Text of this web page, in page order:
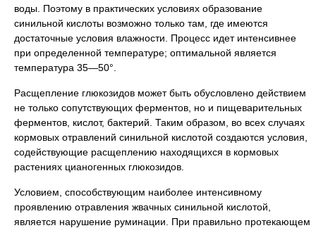
воды. Поэтому в практических условиях образование
синильной кислоты возможно только там, где имеются
достаточные условия влажности. Процесс идет интенсивнее
при определенной температуре; оптимальной является
температура 35—50°.
Расщепление глюкозидов может быть обусловлено действием
не только сопутствующих ферментов, но и пищеварительных
ферментов, кислот, бактерий. Таким образом, во всех случаях
кормовых отравлений синильной кислотой создаются условия,
содействующие расщеплению находящихся в кормовых
растениях цианогенных глюкозидов.
Условием, способствующим наиболее интенсивному
проявлению отравления жвачных синильной кислотой,
является нарушение руминации. При правильно протекающем